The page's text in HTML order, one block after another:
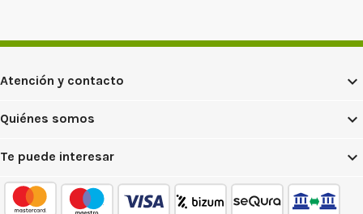
Atención y contacto 
Quiénes somos 
Te puede interesar 
mastercardmaestroVisa
CTT
Express
Sequra